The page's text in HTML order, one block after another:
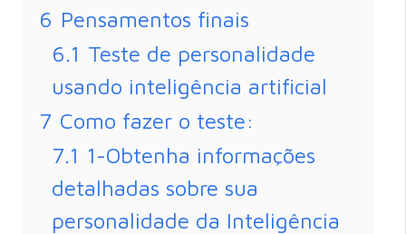
6 Pensamentos finais
6.1 Teste de personalidade
usando inteligência artificial
7 Como fazer o teste:
7.1 1-Obtenha informações
detalhadas sobre sua
personalidade da Inteligência